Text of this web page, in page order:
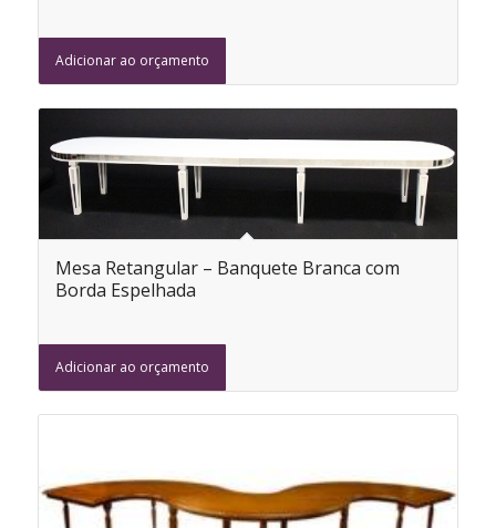
Adicionar ao orçamento
Mesa Retangular – Banquete Branca com
Borda Espelhada
Adicionar ao orçamento